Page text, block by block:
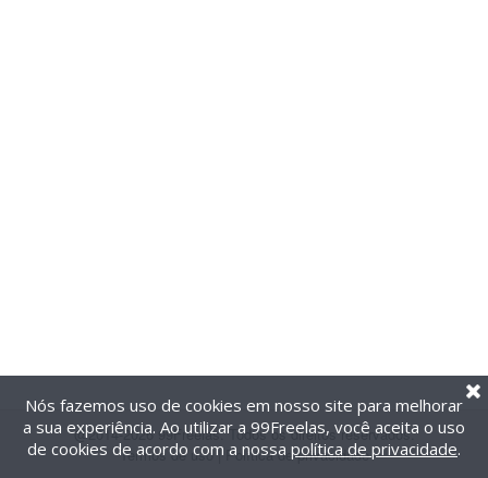
@2014-2026 99Freelas. Todos os direitos reservados.
Termos de uso| Política de privacidade
Nós fazemos uso de cookies em nosso site para melhorar
a sua experiência. Ao utilizar a 99Freelas, você aceita o uso
de cookies de acordo com a nossa política de privacidade.